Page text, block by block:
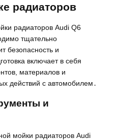
радиаторов
радиаторов Audi Q6
тщательно
безопасность и
включает в себя
материалов и
действий с автомобилем․
и
мойки радиаторов Audi